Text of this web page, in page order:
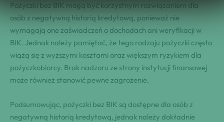
Pożyczki bez BIK mogą być korzystnym rozwiązaniem dla
osób z negatywną historią kredytową, ponieważ nie
wymagają one zaświadczeń o dochodach ani weryfikacji w
BIK. Jednak należy pamiętać, że tego rodzaju pożyczki często
wiążą się z wyższymi kosztami oraz większym ryzykiem dla
pożyczkobiorcy. Brak nadzoru ze strony instytucji finansowej
może również stanowić pewne zagrożenie.
Podsumowując, pożyczki bez BIK są dostępne dla osób z
negatywną historią kredytową, jednak należy dokładnie